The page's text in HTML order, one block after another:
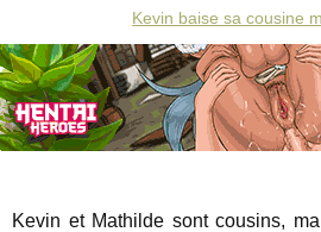
Kevin baise sa cousine
Kevin et Mathilde sont cousins,